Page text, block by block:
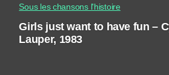
Sous les chansons l'histoire
Girls just want to have fun –
Lauper, 1983